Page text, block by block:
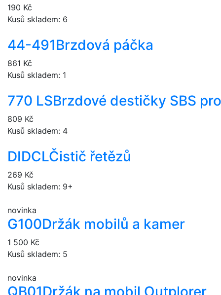
190 Kč
Kusů skladem: 6
44-491Brzdová páčka
861 Kč
Kusů skladem: 1
770 LSBrzdové destičky SBS
809 Kč
Kusů skladem: 4
DIDCLČistič řetězů
269 Kč
Kusů skladem: 9+
novinka
G100Držák mobilů a kamer
1 500 Kč
Kusů skladem: 5
novinka
QB01Držák na mobil Outplorer